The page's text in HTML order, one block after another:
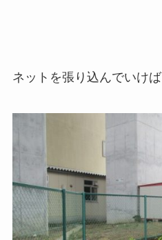
ネットを張り込んでいけば